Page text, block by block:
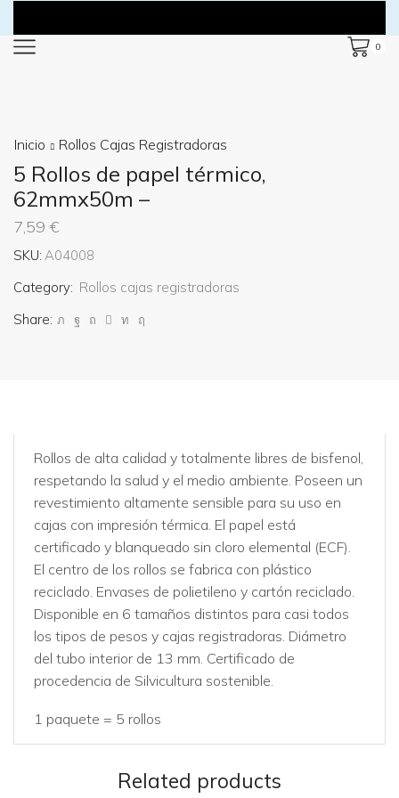
0
Inicio Rollos Cajas Registradoras
5 Rollos de papel térmico,
62mmx50m –
7,59 €
SKU: A04008
Category: Rollos cajas registradoras
Share:
Rollos de alta calidad y totalmente libres de bisfenol,
respetando la salud y el medio ambiente. Poseen un
revestimiento altamente sensible para su uso en
cajas con impresión térmica. El papel está
certificado y blanqueado sin cloro elemental (ECF).
El centro de los rollos se fabrica con plástico
reciclado. Envases de polietileno y cartón reciclado.
Disponible en 6 tamaños distintos para casi todos
los tipos de pesos y cajas registradoras. Diámetro
del tubo interior de 13 mm. Certificado de
procedencia de Silvicultura sostenible.
1 paquete = 5 rollos
Related products